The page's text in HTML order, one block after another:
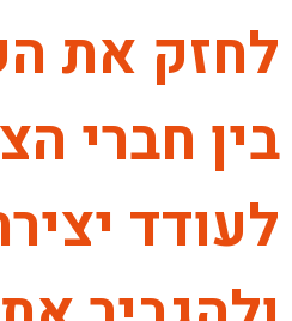
לחזק את
בין חברי
לעודד